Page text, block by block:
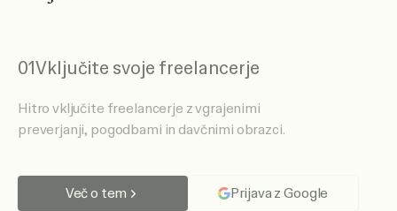
01Vključite svoje freelancerje
Hitro vključite freelancerje z vgrajenimi
preverjanji, pogodbami in davčnimi obrazci.
Več o tem Prijava z Google